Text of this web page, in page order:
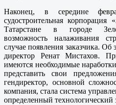
Наконец, в середине
судостроительная
Татарстане в городе
возможность налаживания
случае появления заказчика.
директор Ренат Мистахов.
имеются необходимые
представить свои
гендиректор, основной
компания, стала система
определенный технологический